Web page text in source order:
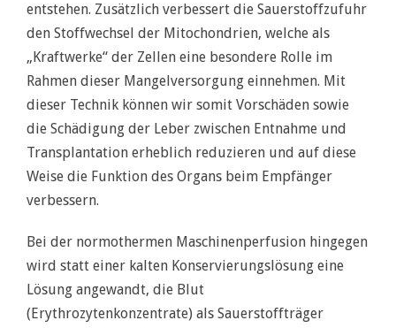
entstehen. Zusätzlich verbessert die Sauerstoffzufuhr
den Stoffwechsel der Mitochondrien, welche als
„Kraftwerke“ der Zellen eine besondere Rolle im
Rahmen dieser Mangelversorgung einnehmen. Mit
dieser Technik können wir somit Vorschäden sowie
die Schädigung der Leber zwischen Entnahme und
Transplantation erheblich reduzieren und auf diese
Weise die Funktion des Organs beim Empfänger
verbessern.
Bei der normothermen Maschinenperfusion hingegen
wird statt einer kalten Konservierungslösung eine
Lösung angewandt, die Blut
(Erythrozytenkonzentrate) als Sauerstoffträger